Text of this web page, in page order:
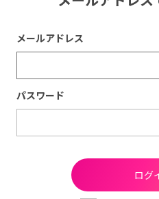
メールアドレス
パスワード